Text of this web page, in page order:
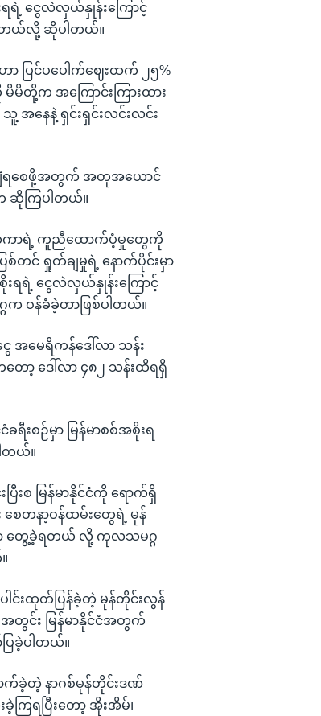
းရရဲ့ ငွေလဲလှယ်နှုန်းကြောင့်
ရတယ်လို့ ဆိုပါတယ်။
ာ ပြင်ပပေါက်ဈေးထက် ၂၅%
မိတို့က အကြောင်းကြားထား
နေနဲ့ ရှင်းရှင်းလင်းလင်း
ျှံရစေဖို့အတွက် အတုအယောင်
ဆိုကြပါတယ်။
တကာရဲ့ ကူညီထောက်ပံ့မှုတွေကို
စ်တင် ရှုတ်ချမှုရဲ့ နောက်ပိုင်းမှာ
ရရဲ့ ငွေလဲလှယ်နှုန်းကြောင့်
ဝန်ခံခဲ့တာဖြစ်ပါတယ်။
အမေရိကန်ဒေါ်လာ သန်း
ော့ ဒေါ်လာ ၄၈၂ သန်းထိရရှိ
ခရီးစဉ်မှာ မြန်မာစစ်အစိုးရ
တယ်။
းစ မြန်မာနိုင်ငံကို ရောက်ရှိ
စေတနာ့ဝန်ထမ်းတွေရဲ့ မုန်
ာ တွေ့ခဲ့ရတယ် လို့ ကုလသမဂ္ဂ
ါင်းထုတ်ပြန်ခဲ့တဲ့ မုန်တိုင်းလွန်
တွင်း မြန်မာနိုင်ငံအတွက်
ြခဲ့ပါတယ်။
က်ခဲ့တဲ့ နာဂစ်မုန်တိုင်းဒဏ်
ခဲ့ကြရပြီးတော့ အိုးအိမ်၊